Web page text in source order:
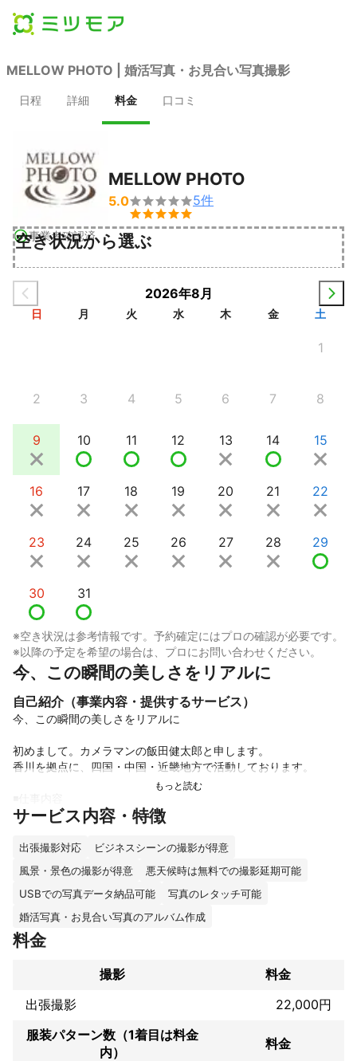
MELLOW PHOTO | 婚活写真・お見合い写真撮影
日程 詳細 料金 口コミ
事業者確認済
MELLOW PHOTO
5.0

5件
空き状況から選ぶ
2026年8月
日 月 火 水 木 金 土
1
2 3 4 5 6 7 8
9 10 11 12 13 14 15
16 17 18 19 20 21 22
23 24 25 26 27 28 29
30 31
※空き状況は参考情報です。予約確定にはプロの確認が必要です。
※以降の予定を希望の場合は、プロにお問い合わせください。
今、この瞬間の美しさをリアルに
自己紹介（事業内容・提供するサービス）
今、この瞬間の美しさをリアルに
初めまして。カメラマンの飯田健太郎と申します。
香川を拠点に、四国・中国・近畿地方で活動しております。
・写真撮影　・プリント、アルバム制作　・動画撮影　・動画編
（企業案件・個人案件ともにお請けします）
【そこにある美しさ】 をコンセプトに撮影しています。
カメラが主張し過ぎず、被写体の持つ自然な美しさや何気ないた
たずまいをリアルに感じてもらえるような写真・映像撮影を心が
けています。
れません笑
お客様にとっての『価値ある写真・映像』を提供することをポリ
サービス内容・特徴
出張撮影対応
ビジネスシーンの撮影が得意
風景・景色の撮影が得意
悪天候時は無料での撮影延期可能
USBでの写真データ納品可能
写真のレタッチ可能
婚活写真・お見合い写真のアルバム作成
料金
撮影
料金
出張撮影
22,000円
服装パターン数（1着目は料金
内）
料金